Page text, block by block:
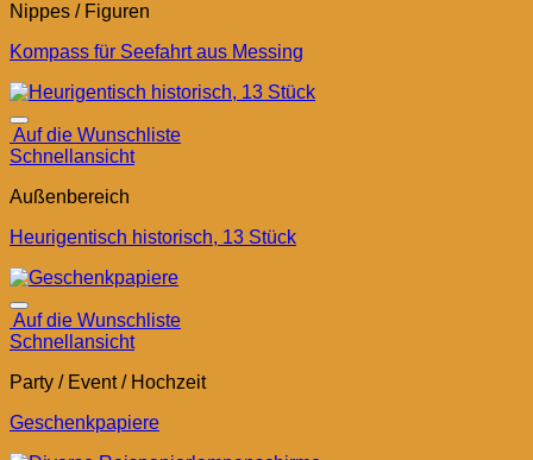
Nippes / Figuren
Kompass für Seefahrt aus Messing
Auf die Wunschliste
Schnellansicht
Außenbereich
Heurigentisch historisch, 13 Stück
Auf die Wunschliste
Schnellansicht
Party / Event / Hochzeit
Geschenkpapiere